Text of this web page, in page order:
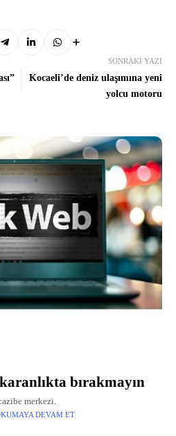
SONRAKI YAZI
Kocaeli’de deniz ulaşımına yeni
yolcu motoru
bırakmayın
merkezi.
DEVAM ET